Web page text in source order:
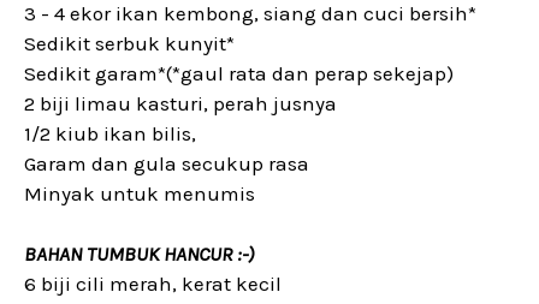
3 - 4 ekor ikan kembong, siang dan cuci bersih*
Sedikit serbuk kunyit*
Sedikit garam*(*gaul rata dan perap sekejap)
2 biji limau kasturi, perah jusnya
1/2 kiub ikan bilis,
Garam dan gula secukup rasa
Minyak untuk menumis
BAHAN TUMBUK HANCUR :-)
6 biji cili merah, kerat kecil